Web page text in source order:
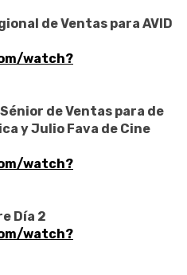
de Ventas para AVID
watch?
de Ventas para de
y Julio Fava de Cine
watch?
Día 2
watch?